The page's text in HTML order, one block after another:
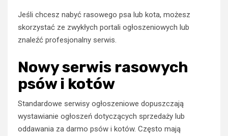
Jeśli chcesz nabyć rasowego psa lub kota, możesz
skorzystać ze zwykłych portali ogłoszeniowych lub
znaleźć profesjonalny serwis.
Nowy serwis rasowych
psów i kotów
Standardowe serwisy ogłoszeniowe dopuszczają
wystawianie ogłoszeń dotyczących sprzedaży lub
oddawania za darmo psów i kotów. Często mają